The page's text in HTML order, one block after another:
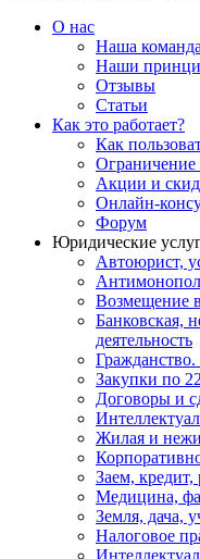
О нас
Наша команда
Наши
Отзывы
Статьи
Как это работает?
Как
Ограничение
Акции и
Онлайн-
Форум
Юридические
Автоюрист,
Возмещение
Банковская,
деятельность
Закупки по
Договоры и
Жилая и
Заем, кредит,
Медицина,
Земля, дача,
Налоговое